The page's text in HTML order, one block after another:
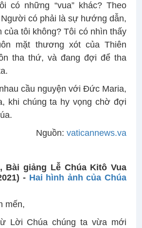
có những “vua” khác? Theo
có phải là sự hướng dẫn,
của tôi không? Tôi có nhìn thấy
mặt thương xót của Thiên
tha thứ, và đang đợi để tha
cầu nguyện với Đức Maria,
khi chúng ta hy vọng chờ đợi
Nguồn: vaticannews.va
Bài giảng Lễ Chúa Kitô Vua
- Hai hình ảnh của Chúa
mến,
Lời Chúa chúng ta vừa mới